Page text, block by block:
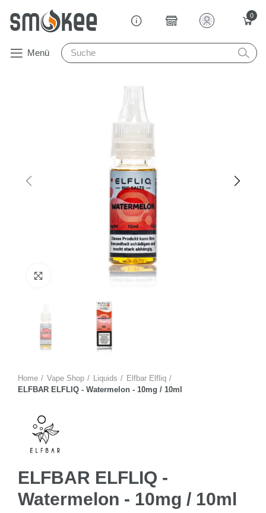
0
Menü
Zum Vergrössern anklicken
Home Vape Shop Liquids
Elfbar Elfliq
ELFBAR ELFLIQ - Watermelon - 10mg / 10ml
ELFBAR ELFLIQ -
Watermelon - 10mg / 10ml